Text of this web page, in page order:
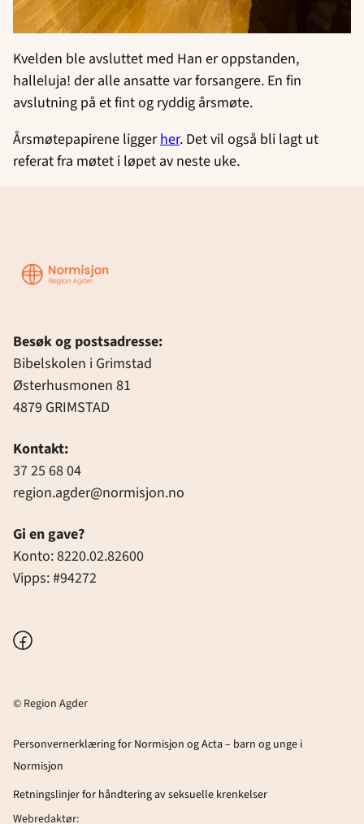
Kvelden ble avsluttet med Han er oppstanden,
halleluja! der alle ansatte var forsangere. En fin
avslutning på et fint og ryddig årsmøte.
Årsmøtepapirene liggerher. Det vil også bli lagt ut
referat fra møtet i løpet av neste uke.
Region
Agder
Besøk og postsadresse:
Bibelskolen i Grimstad
Østerhusmonen 81
4879 GRIMSTAD
Kontakt:
37 25 68 04
region.agder@normisjon.no
Gi en gave?
Konto: 8220.02.82600
Vipps: #94272
Facebook
© Region Agder
Personvernerklæring for Normisjon og Acta – barn og unge i
Normisjon
Retningslinjer for håndtering av seksuelle krenkelser
Webredaktør: